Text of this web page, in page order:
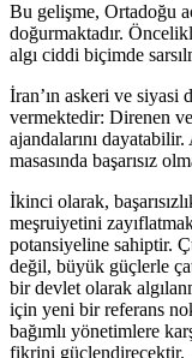
Bu gelişme, Ortadoğu
doğurmaktadır.
algı ciddi biçimde
İran’ın askeri ve siyasi
vermektedir: Direnen
ajandalarını
masasında başarısız
İkinci olarak,
meşruiyetini
potansiyeline sahiptir.
değil, büyük güçlerle
bir devlet olarak
için yeni bir referans
bağımlı yönetimlere
fikrini güçlendirecektir.